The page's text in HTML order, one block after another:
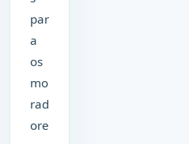
par
a
os
mo
rad
ore